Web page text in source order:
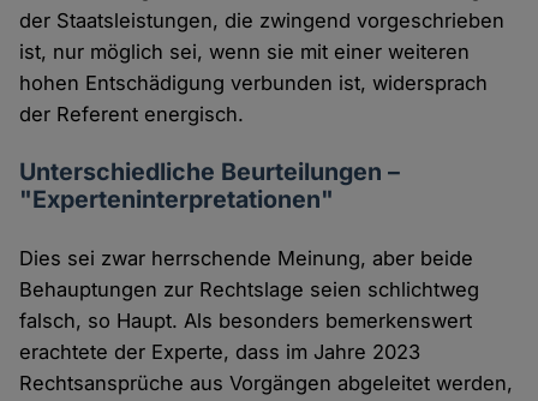
der Staatsleistungen, die zwingend vorgeschrieben
ist, nur möglich sei, wenn sie mit einer weiteren
hohen Entschädigung verbunden ist, widersprach
der Referent energisch.
Unterschiedliche Beurteilungen –
"Experteninterpretationen"
Dies sei zwar herrschende Meinung, aber beide
Behauptungen zur Rechtslage seien schlichtweg
falsch, so Haupt. Als besonders bemerkenswert
erachtete der Experte, dass im Jahre 2023
Rechtsansprüche aus Vorgängen abgeleitet werden,